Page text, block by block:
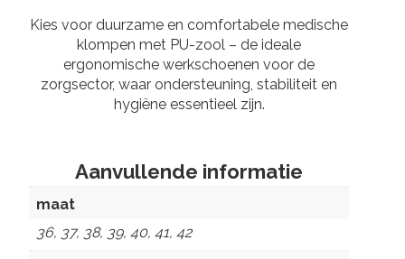
Kies voor duurzame en comfortabele medische
klompen met PU-zool – de ideale
ergonomische werkschoenen voor de
zorgsector, waar ondersteuning, stabiliteit en
hygiëne essentieel zijn.
Aanvullende informatie
maat
36, 37, 38, 39, 40, 41, 42